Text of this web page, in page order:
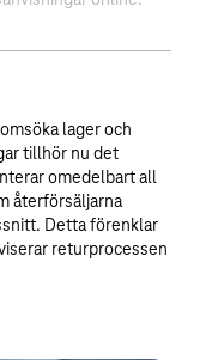
lager och
tillhör nu det
omedelbart all
återförsäljarna
Detta förenklar
returprocessen